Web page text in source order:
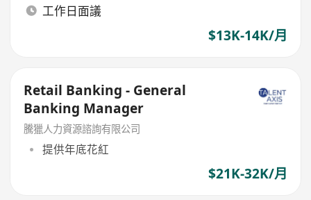
工作日面議
$13K-14K/月
Retail Banking - General
Banking Manager
騰獵人力資源諮詢有限公司
提供年底花紅
$21K-32K/月